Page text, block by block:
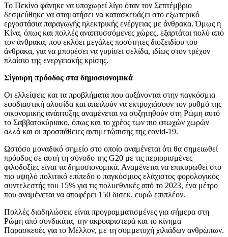
Το Πεκίνο φάνηκε να υποχωρεί λίγο όταν τον Σεπτέμβριο
δεσμεύθηκε να σταματήσει να κατασκευάζει στο εξωτερικό
εργοστάσια παραγωγής ηλεκτρικής ενέργειας με άνθρακα. Όμως η
Κίνα, όπως και πολλές αναπτυσσόμενες χώρες, εξαρτάται πολύ από
τον άνθρακα, που εκλύει μεγάλες ποσότητες διοξειδίου του
άνθρακα, για να μπορέσει να γυρίσει σελίδα, ιδίως στον τρέχον
πλαίσιο της ενεργειακής κρίσης.
Σίγουρη πρόοδος στα δημοσιονομικά
Οι ελλείψεις και τα προβλήματα που αυξάνονται στην παγκόσμια
εφοδιαστική αλυσίδα και απειλούν να εκτροχιάσουν τον ρυθμό της
οικονομικής ανάπτυξης αναμένεται να συζητηθούν στη Ρώμη αυτό
το Σαββατοκύριακο, όπως και το χρέος των πιο φτωχών χωρών
αλλά και οι προσπάθειες αντιμετώπισης της covid-19.
Ωστόσο μοναδικό σημείο στο οποίο αναμένεται ότι θα σημειωθεί
πρόοδος σε αυτή τη σύνοδο της G20 με τις περιορισμένες
φιλοδοξίες είναι τα δημοσιονομικά. Αναμένεται να επικυρωθεί στο
πιο υψηλό πολιτικό επίπεδο ο παγκόσμιος ελάχιστος φορολογικός
συντελεστής του 15% για τις πολυεθνικές από το 2023, ένα μέτρο
που αναμένεται να αποφέρει 150 δισεκ. ευρώ επιπλέον.
Πολλές διαδηλώσεις είναι προγραμματισμένες για σήμερα στη
Ρώμη από συνδικάτα, την ακροαριστερά και το κίνημα
Παρασκευές για το Μέλλον, με τη συμμετοχή χιλιάδων ανθρώπων.